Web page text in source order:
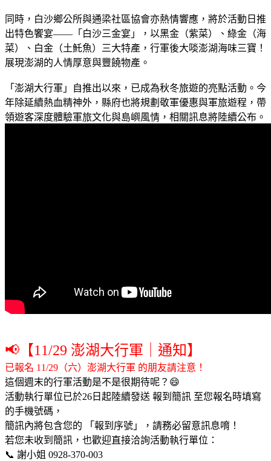
同時，白沙鄉公所與通梁社區協會亦熱情響應，將於活動日推
出特色饗宴——「白沙三金宴」，以黑金（紫菜）、綠金（海
菜）、白金（土魠魚）三大特產，行軍後大啖澎湖海味三寶！
展現澎湖的人情厚意與豐饒物產。
「澎湖大行軍」自推出以來，已成為秋冬旅遊的亮點活動。今
年除延續熱血精神外，縣府也將規劃敬軍優惠與軍旅遊程，帶
領遊客深度體驗軍旅文化與島嶼風情，相關訊息將陸續公布。
📢【11/29 澎湖大行軍｜通知】
已報名 11/29（六）澎湖大行軍 的朋友請注意！
這個週末的行軍活動是不是很期待呢？😄
活動執行單位已於26日起陸續發送 報到簡訊 至您報名時填寫
的手機號碼，
簡訊內將包含您的 「報到序號」，請務必留意訊息唷！
若您未收到簡訊，也歡迎直接洽詢活動執行單位：
📞 謝小姐 0928-370-003